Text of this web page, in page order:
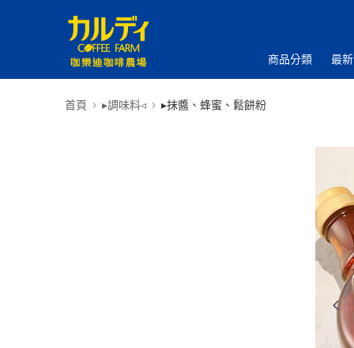
商品分類 最
首頁 ▸調味料◃ ▸抹醬、蜂蜜、鬆餅粉